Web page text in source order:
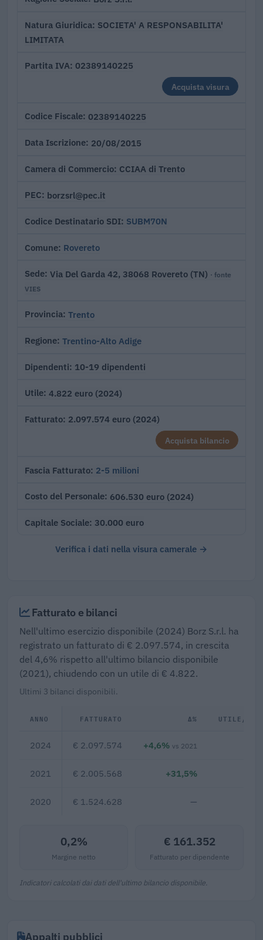
Natura Giuridica SOCIETA' A RESPONSABILITA'
LIMITATA
Partita IVA 02389140225
Acquista visura
Codice Fiscale 02389140225
Data Iscrizione 20/08/2015
Camera di Commercio CCIAA di Trento
PEC borzsrl@pec.it
Codice Destinatario SDI SUBM70N
Comune Rovereto
Sede Via Del Garda 42, 38068 Rovereto (TN) · fonte
VIES
Provincia Trento
Regione Trentino-Alto Adige
Dipendenti 10-19 dipendenti
Utile 4.822 euro (2024)
Fatturato 2.097.574 euro (2024)
Acquista bilancio
Fascia Fatturato 2-5 milioni
Costo del Personale 606.530 euro (2024)
Capitale Sociale 30.000 euro
Verifica i dati nella visura camerale →
Fatturato e bilanci
Nell'ultimo esercizio disponibile (2024) Borz S.r.l. ha
registrato un fatturato di € 2.097.574, in crescita
del 4,6% rispetto all'ultimo bilancio disponibile
(2021), chiudendo con un utile di € 4.822.
Ultimi 3 bilanci disponibili.
ANNO FATTURATO Δ% UTILE/
2024 € 2.097.574 +4,6% vs 2021
2021 € 2.005.568 +31,5%
2020 € 1.524.628 —
0,2%
Margine netto
€ 161.352
Fatturato per dipendente
Indicatori calcolati dai dati dell'ultimo bilancio disponibile.
Appalti pubblici